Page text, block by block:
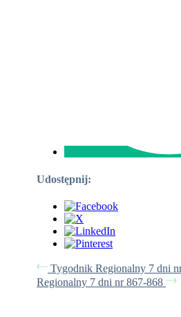
Udostępnij:
Tygodnik Regionalny 7 dni
Regionalny 7 dni nr 867-868